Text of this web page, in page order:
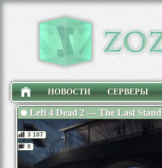
НОВОСТИ СЕРВЕРЫ
Left 4 Dead 2 — The Last Stand
3 107
0